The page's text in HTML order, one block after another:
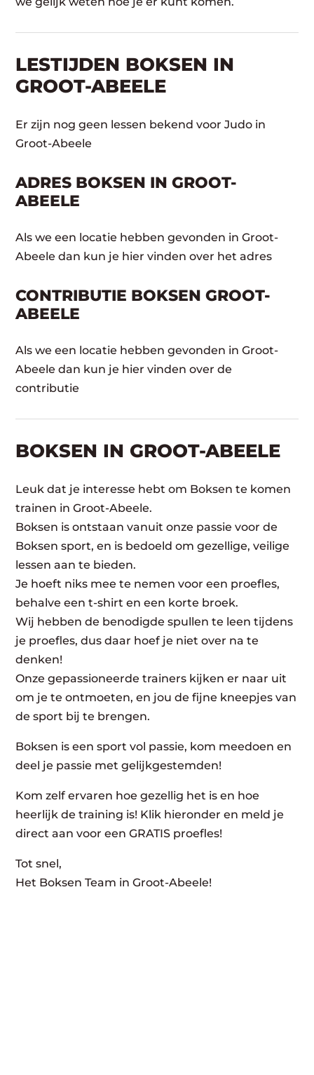
LESTIJDEN BOKSEN IN
GROOT-ABEELE
Er zijn nog geen lessen bekend voor Judo in
Groot-Abeele
ADRES BOKSEN IN GROOT-
ABEELE
Als we een locatie hebben gevonden in Groot-
Abeele dan kun je hier vinden over het adres
CONTRIBUTIE BOKSEN GROOT-
ABEELE
Als we een locatie hebben gevonden in Groot-
Abeele dan kun je hier vinden over de
contributie
BOKSEN IN GROOT-ABEELE
Leuk dat je interesse hebt om Boksen te komen
trainen in Groot-Abeele.
Boksen is ontstaan vanuit onze passie voor de
Boksen sport, en is bedoeld om gezellige, veilige
lessen aan te bieden.
Je hoeft niks mee te nemen voor een proefles,
behalve een t-shirt en een korte broek.
Wij hebben de benodigde spullen te leen tijdens
je proefles, dus daar hoef je niet over na te
denken!
Onze gepassioneerde trainers kijken er naar uit
om je te ontmoeten, en jou de fijne kneepjes van
de sport bij te brengen.
Boksen is een sport vol passie, kom meedoen en
deel je passie met gelijkgestemden!
Kom zelf ervaren hoe gezellig het is en hoe
heerlijk de training is! Klik hieronder en meld je
direct aan voor een GRATIS proefles!
Tot snel,
Het Boksen Team in Groot-Abeele!